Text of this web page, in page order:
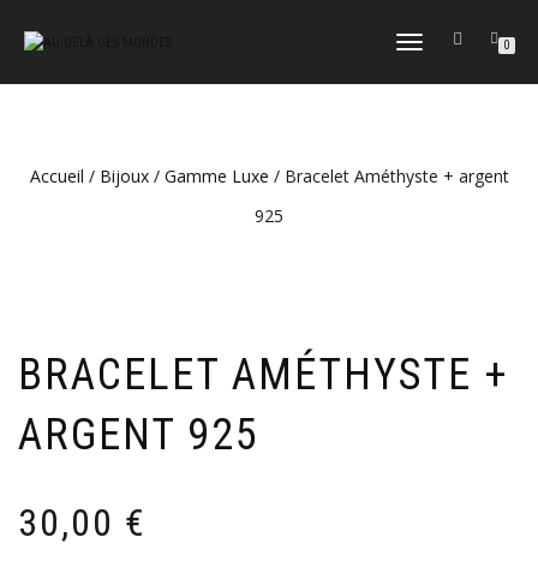
DÉPLIER
NAVIGATION
0
Accueil / Bijoux/ Gamme Luxe / Bracelet Améthyste + argent
925
BRACELET AMÉTHYSTE +
ARGENT 925
30,00 €